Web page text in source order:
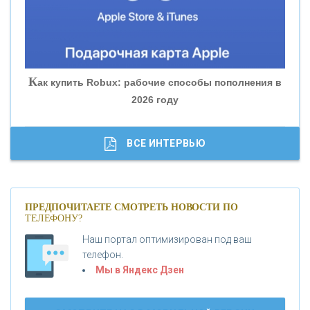
«БАНК ГЛОБЭКС»
«СОВКОМБАНК»
«ГАЗПРОМБАНК»
«БАНК ВОЗРОЖДЕНИЕ»
Как купить Robux: рабочие способы пополнения в
2026 году
Банки.ру обновил логотип впервые за 19 лет -
ВСЕ ИНТЕРВЬЮ
ПРЕДПОЧИТАЕТЕ СМОТРЕТЬ НОВОСТИ ПО
ТЕЛЕФОНУ?
Наш портал оптимизирован под ваш
телефон.
Мы в Яндекс Дзен